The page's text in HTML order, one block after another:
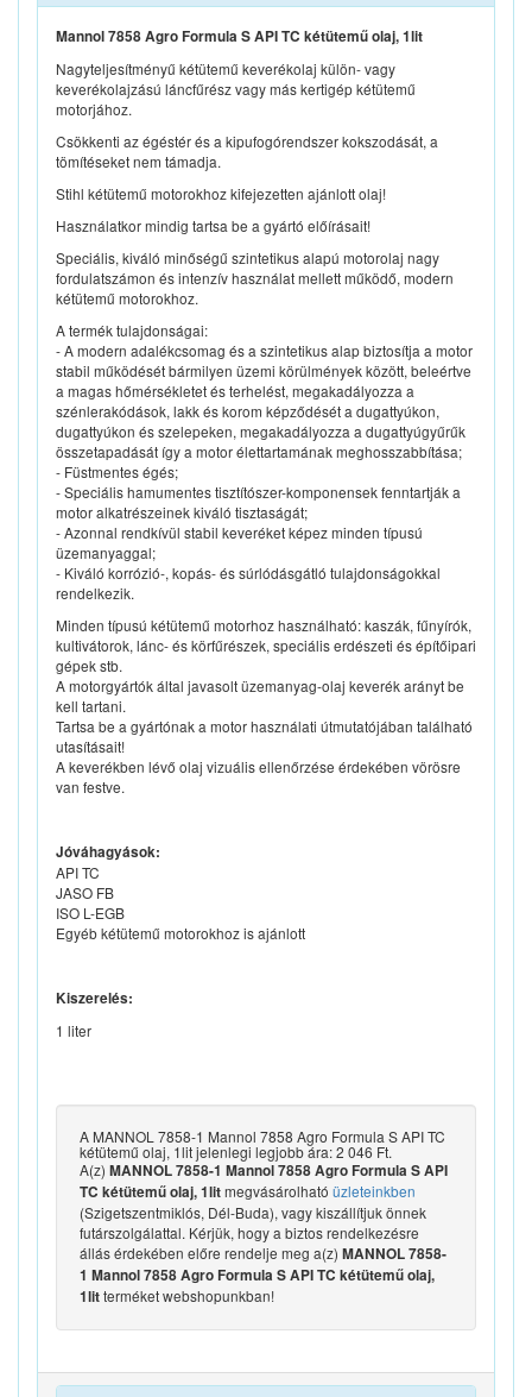
Mannol 7858 Agro Formula S API TC kétütemű olaj, 1lit
Nagyteljesítményű kétütemű keverékolaj külön- vagy
keverékolajzású láncfűrész vagy más kertigép kétütemű
motorjához.
Csökkenti az égéstér és a kipufogórendszer kokszodását, a
tömítéseket nem támadja.
Stihl kétütemű motorokhoz kifejezetten ajánlott olaj!
Használatkor mindig tartsa be a gyártó előírásait!
Speciális, kiváló minőségű szintetikus alapú motorolaj nagy
fordulatszámon és intenzív használat mellett működő, modern
kétütemű motorokhoz.
A termék tulajdonságai:
- A modern adalékcsomag és a szintetikus alap biztosítja a motor
stabil működését bármilyen üzemi körülmények között, beleértve
a magas hőmérsékletet és terhelést, megakadályozza a
szénlerakódások, lakk és korom képződését a dugattyúkon,
dugattyúkon és szelepeken, megakadályozza a dugattyúgyűrűk
összetapadását így a motor élettartamának meghosszabbítása;
- Füstmentes égés;
- Speciális hamumentes tisztítószer-komponensek fenntartják a
motor alkatrészeinek kiváló tisztaságát;
- Azonnal rendkívül stabil keveréket képez minden típusú
üzemanyaggal;
- Kiváló korrózió-, kopás- és súrlódásgátló tulajdonságokkal
rendelkezik.
Minden típusú kétütemű motorhoz használható: kaszák, fűnyírók,
kultivátorok, lánc- és körfűrészek, speciális erdészeti és építőipari
gépek stb.
A motorgyártók által javasolt üzemanyag-olaj keverék arányt be
kell tartani.
Tartsa be a gyártónak a motor használati útmutatójában található
utasításait!
A keverékben lévő olaj vizuális ellenőrzése érdekében vörösre
van festve.
Jóváhagyások:
API TC
JASO FB
ISO L-EGB
Egyéb kétütemű motorokhoz is ajánlott
Kiszerelés:
1 liter
A MANNOL 7858-1 Mannol 7858 Agro Formula S API TC
kétütemű olaj, 1lit jelenlegi legjobb ára: 2 046 Ft.
A(z) MANNOL 7858-1 Mannol 7858 Agro Formula S API
TC kétütemű olaj, 1litmegvásárolható üzleteinkben
(Szigetszentmiklós, Dél-Buda), vagy kiszállítjuk önnek
futárszolgálattal. Kérjük, hogy a biztos rendelkezésre
állás érdekében előre rendelje meg a(z) MANNOL 7858-
1 Mannol 7858 Agro Formula S API TC kétütemű olaj,
1litterméket webshopunkban!